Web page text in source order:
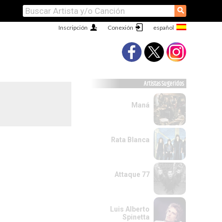
⚲
Conexión
Inscripción
Artistas Sugeridos
Maná
Rata Blanca
Attaque 77
Luis Alberto
Spinetta